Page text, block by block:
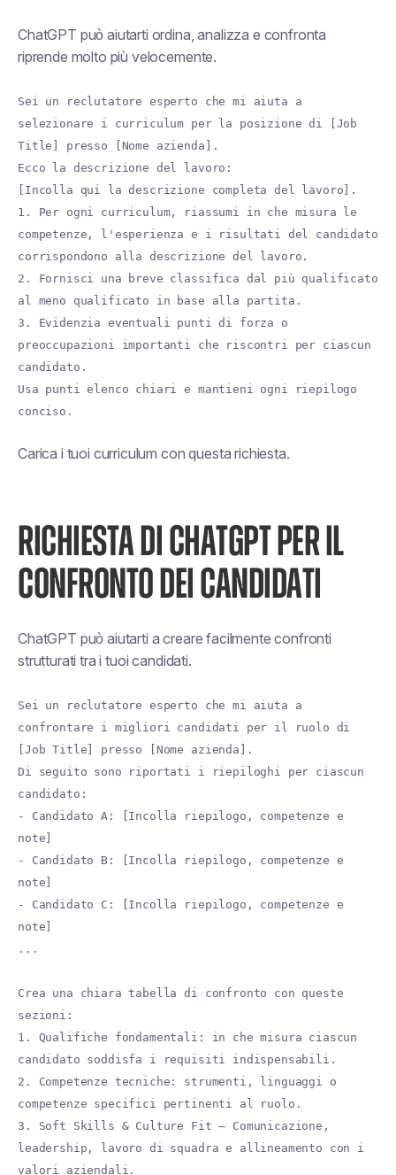
ChatGPT può aiutarti ordina, analizza e confronta
riprende molto più velocemente.
Sei un reclutatore esperto che mi aiuta a
selezionare i curriculum per la posizione di [Job
Title] presso [Nome azienda].
Ecco la descrizione del lavoro:
[Incolla qui la descrizione completa del lavoro].
1. Per ogni curriculum, riassumi in che misura le
competenze, l'esperienza e i risultati del candidato
corrispondono alla descrizione del lavoro.
2. Fornisci una breve classifica dal più qualificato
al meno qualificato in base alla partita.
3. Evidenzia eventuali punti di forza o
preoccupazioni importanti che riscontri per ciascun
candidato.
Usa punti elenco chiari e mantieni ogni riepilogo
conciso.
Carica i tuoi curriculum con questa richiesta.
RICHIESTA DI CHATGPT PER IL
CONFRONTO DEI CANDIDATI
ChatGPT può aiutarti a creare facilmente confronti
strutturati tra i tuoi candidati.
Sei un reclutatore esperto che mi aiuta a
confrontare i migliori candidati per il ruolo di
[Job Title] presso [Nome azienda].
Di seguito sono riportati i riepiloghi per ciascun
candidato:
- Candidato A: [Incolla riepilogo, competenze e
note]
- Candidato B: [Incolla riepilogo, competenze e
note]
- Candidato C: [Incolla riepilogo, competenze e
note]
...
Crea una chiara tabella di confronto con queste
sezioni:
1. Qualifiche fondamentali: in che misura ciascun
candidato soddisfa i requisiti indispensabili.
2. Competenze tecniche: strumenti, linguaggi o
competenze specifici pertinenti al ruolo.
3. Soft Skills & Culture Fit — Comunicazione,
leadership, lavoro di squadra e allineamento con i
valori aziendali.